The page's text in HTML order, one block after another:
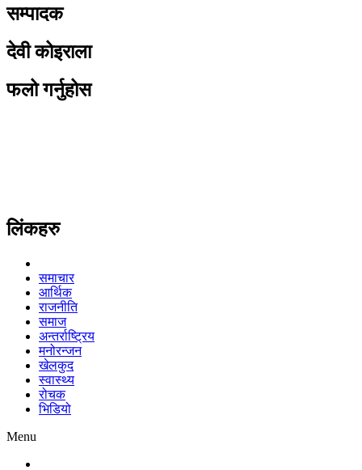
सम्पादक
देवी कोइराला
फलो गर्नुहोस
लिंकहरु
समाचार
आर्थिक
राजनीति
समाज
अन्तर्राष्ट्रिय
मनोरन्जन
खेलकुद
स्वास्थ्य
रोचक
भिडियो
Menu